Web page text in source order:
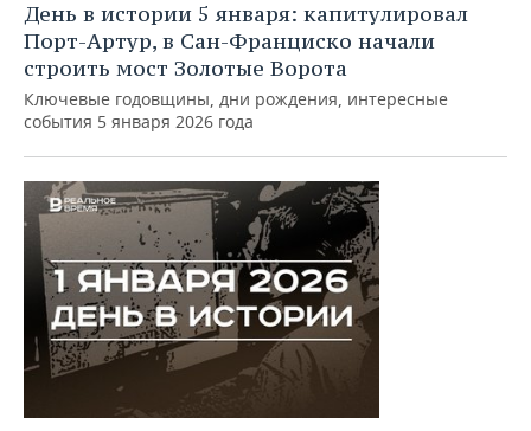
День в истории 5 января: капитулировал
Порт-Артур, в Сан-Франциско начали
строить мост Золотые Ворота
Ключевые годовщины, дни рождения, интересные
события 5 января 2026 года